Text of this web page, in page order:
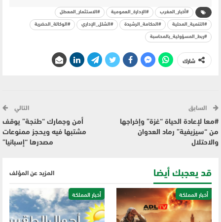
#أخبار_المغرب #الإدارة_العمومية #الاستثمار_المعطل
#التنمية_المحلية #الحكامة_الرشيدة #الشلل_الإداري #الوكالة_الحضرية
#ربط_المسؤولية_بالمحاسبة
شارك
السابق
#معا لإعادة الحياة “غزة” وإخراجها
من “سيزيفية” رماد العدوان
والاحتلال
التالي
أمن وجمارك “طنجة” يوقف
مشتبها فيه ويحجز ممنوعات
مصدرها “إسبانيا”
قد يعجبك أيضا المزيد عن المؤلف
أخبار المملكة أخبار المملكة